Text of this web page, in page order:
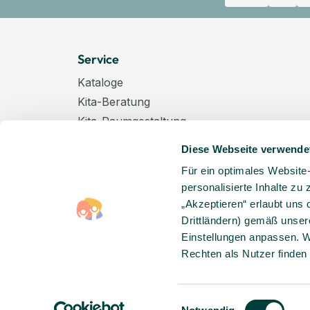
Diese Webseite
Für ein optimales
personalisierte Inhalte zu
„Akzeptieren“ erlaubt
Drittländern) gemäß
Einstellungen anpassen.
Rechten als Nutzer
Einwilligungsauswahl
Service
Kataloge
Kita-Beratung
Kita-Raumgestaltung
Windelpauschale
Kindertagespflege
Hinweise zur Batterieentsorgung
Entsorgung von Elektro-Altgeräten